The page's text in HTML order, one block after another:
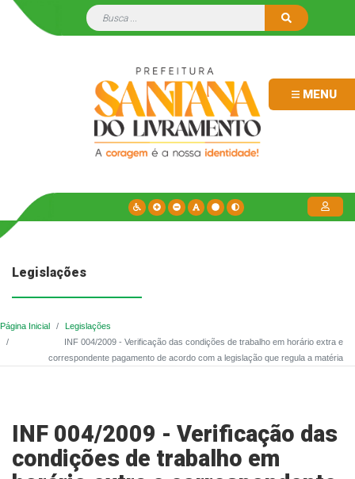
MENU
Legislações
Página Inicial
Legislações
INF 004/2009 - Verificação das condições de trabalho em horário extra e
correspondente pagamento de acordo com a legislação que regula a matéria
INF 004/2009 - Verificação das
condições de trabalho em